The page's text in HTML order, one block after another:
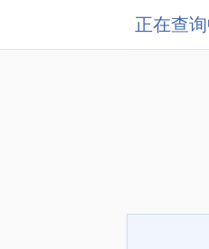
正在查